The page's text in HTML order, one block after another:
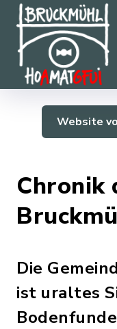
Website
Chronik
Die
ist uraltes